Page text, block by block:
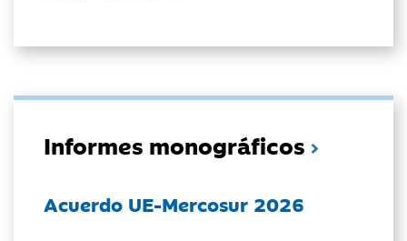
Informes monográficos
Acuerdo UE-Mercosur 2026